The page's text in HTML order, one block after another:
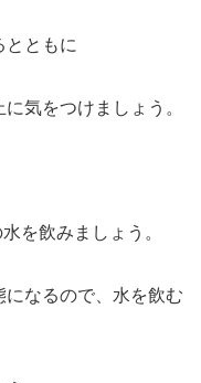
とともに
気をつけましょう。
を飲みましょう。
なるので、水を飲む